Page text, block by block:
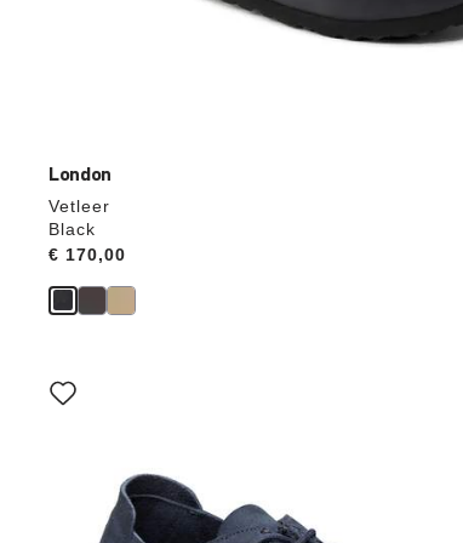
London
Vetleer
Black
Price:
€ 170,00
Als
je
selecteert,